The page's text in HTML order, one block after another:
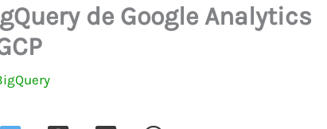
de Google Analytics